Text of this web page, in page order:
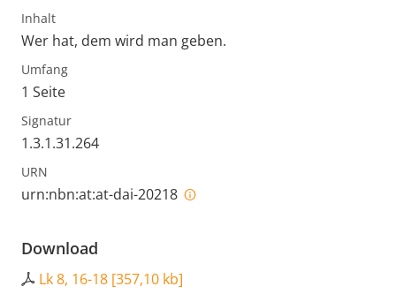
Inhalt
Wer hat, dem wird man geben.
Umfang
1 Seite
Signatur
1.3.1.31.264
URN
urn:nbn:at:at-dai-20218
Download
Lk 8, 16-18 [357,10 kb]